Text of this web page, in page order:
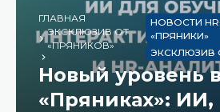
ГЛАВНАЯ
ЭКСКЛЮЗИВ ОТ
«ПРЯНИКОВ»
НОВОСТИ
«ПРЯНИКИ»
ЭКСКЛЮЗИВ
Новый уровень
«Пряниках»: ИИ,